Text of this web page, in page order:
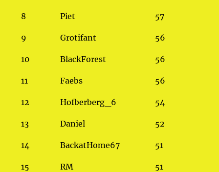
8 Piet 57
9 Grotifant 56
10 BlackForest 56
11 Faebs 56
12 Hofberberg_6 54
13 Daniel 52
14 BackatHome67 51
15 RM 51